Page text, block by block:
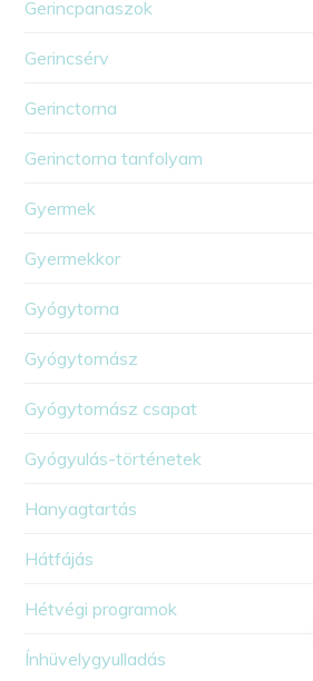
Gerincpanaszok
Gerincsérv
Gerinctorna
Gerinctorna tanfolyam
Gyermek
Gyermekkor
Gyógytorna
Gyógytornász
Gyógytornász csapat
Gyógyulás-történetek
Hanyagtartás
Hátfájás
Hétvégi programok
Ínhüvelygyulladás
Arthuman Asszisztens
Általában azonnal válaszolok